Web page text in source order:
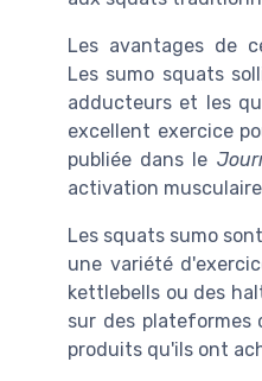
Les avantages de
Les sumo squats
adducteurs et les
excellent exercice
publiée dans le
activation
Les squats sumo
une variété
kettlebells ou des
sur des plateformes
produits qu'ils ont